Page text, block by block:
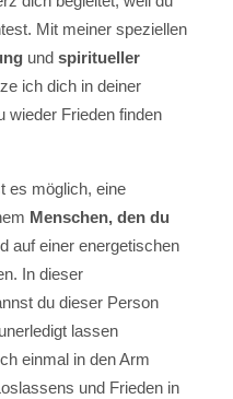
Mit meiner speziellen
und spiritueller
ich dich in deiner
wieder Frieden finden
es möglich, eine
Menschen, den du
auf einer energetischen
In dieser
du dieser Person
lassen
einmal in den Arm
und Frieden in